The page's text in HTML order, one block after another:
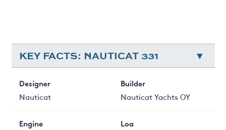
KEY FACTS: NAUTICAT 331
Designer
Nauticat
Builder
Nauticat Yachts OY
Engine
Loa